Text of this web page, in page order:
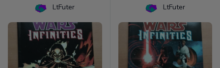
LtFuter LtFuter